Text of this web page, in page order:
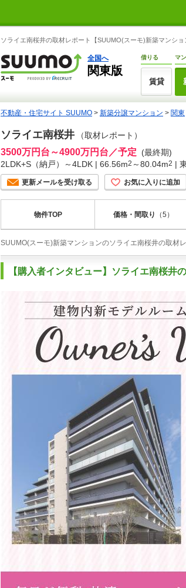
ソライエ南桜井の取材レポート【SUUMO(スーモ)新築マンシ
全国へ
関東版
借りる
賃貸
マ
不動産・住宅サイト SUUMO > 新築分譲マンション > 関東
ソライエ南桜井 （取材レポート）
3500万円台～4900万円台／予定
(最終期)
2LDK+S（納戸）～4LDK | 66.56m2 ～80.04m2 |
更新メールを受け取る
お気に入りに追加
物件TOP 価格・間取り （5）
SUUMO(スーモ)新築マンションのソライエ南桜井の取材レ
【購入者インタビュー】ソライエ南桜井